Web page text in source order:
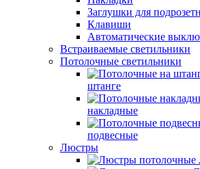
Заглушки для
Клавиши
Автоматические
Встраиваемые светильники
Потолочные светильники
штанге
накладные
подвесные
Люстры